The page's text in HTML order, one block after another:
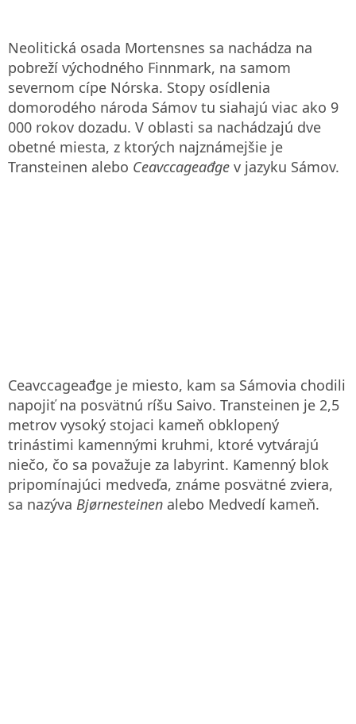
Neolitická osada Mortensnes sa nachádza na
pobreží východného Finnmark, na samom
severnom cípe Nórska. Stopy osídlenia
domorodého národa Sámov tu siahajú viac ako 9
000 rokov dozadu. V oblasti sa nachádzajú dve
obetné miesta, z ktorých najznámejšie je
Transteinen alebo Ceavccageađge v jazyku Sámov.
Ceavccageađge je miesto, kam sa Sámovia chodili
napojiť na posvätnú ríšu Saivo. Transteinen je 2,5
metrov vysoký stojaci kameň obklopený
trinástimi kamennými kruhmi, ktoré vytvárajú
niečo, čo sa považuje za labyrint. Kamenný blok
pripomínajúci medveďa, známe posvätné zviera,
sa nazýva Bjørnesteinen alebo Medvedí kameň.